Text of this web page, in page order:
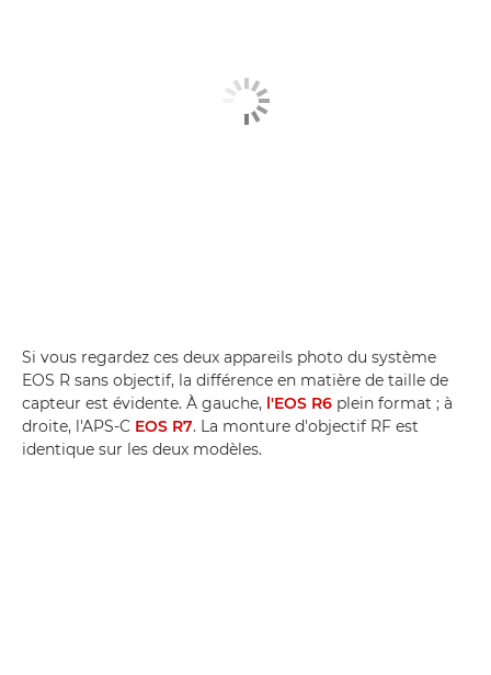
Si vous regardez ces deux appareils photo du système
EOS R sans objectif, la différence en matière de taille de
capteur est évidente. À gauche, l'EOS R6 plein format ; à
droite, l'APS-C EOS R7. La monture d'objectif RF est
identique sur les deux modèles.